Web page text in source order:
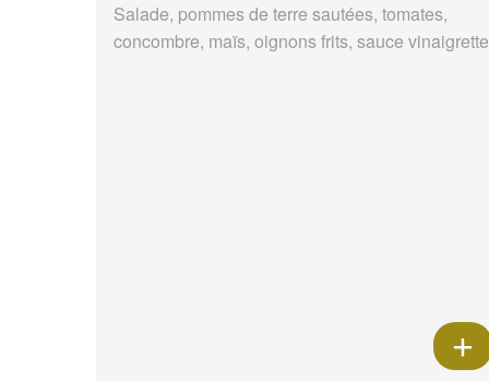
Salade, pommes de terre sautées, tomates,
concombre, maïs, oignons frits, sauce vinaigrette